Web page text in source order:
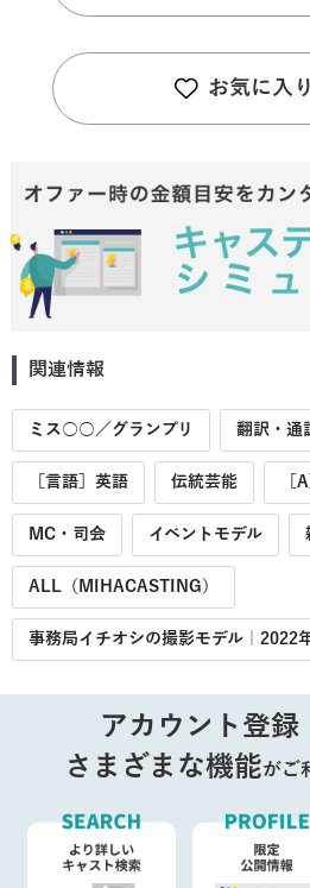
お気に入
関連情報
ミス○○／グランプリ 翻訳・通
［言語］英語 伝統芸能 ［
MC・司会 イベントモデル
ALL（MIHACASTING）
事務局イチオシの撮影モデル｜2022
アカウント登録
さまざまな機能がご